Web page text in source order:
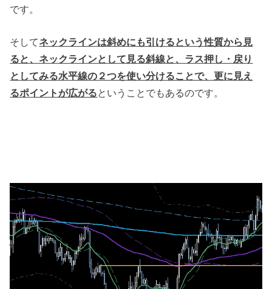
です。
そしてネックラインは斜めにも引けるという性質から見
ると、ネックラインとして見る斜線と、ラス押し・戻り
としてみる水平線の２つを使い分けることで、更に見え
るポイントが広がるということでもあるのです。